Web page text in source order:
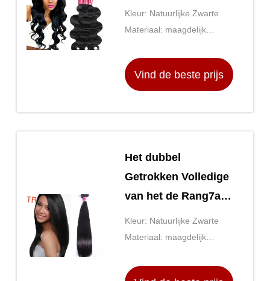
Braziliaans Haar,
Maagdelijk Menselijk
Kleur: Natuurlijke Zwarte
Materiaal: maagdelijk
Vind de beste prijs
Het dubbel
Getrokken Volledige
van het de Rang7a
Maagdelijke Haar
van het Einden
Cury 10 duim aan 16
Kleur: Natuurlijke Zwarte
Materiaal: maagdelijk